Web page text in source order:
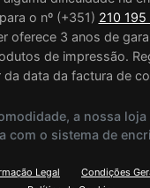
o nº (+351) 210 195
oferece 3 anos de
de impressão.
da data da factura de
a nossa
com o sistema de
Legal
Condições